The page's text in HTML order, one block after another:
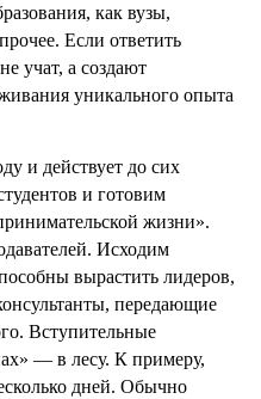
как вузы,
Если ответить
учат, а создают
уникального опыта
и действует до сих
и готовим
жизни».
Исходим
вырастить лидеров,
передающие
Вступительные
— в лесу. К примеру,
дней. Обычно